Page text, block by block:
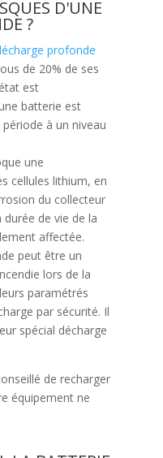
D'UNE
?
profonde
de 20% de ses
est
batterie est
à un niveau
une
cellules lithium, en
du collecteur
durée de vie de la
affectée.
peut être un
lors de la
paramétrés
par sécurité. Il
spécial décharge
de recharger
équipement ne